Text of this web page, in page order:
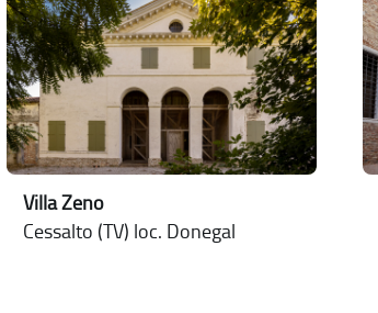
Villa Zeno
Cessalto (TV) loc. Donegal